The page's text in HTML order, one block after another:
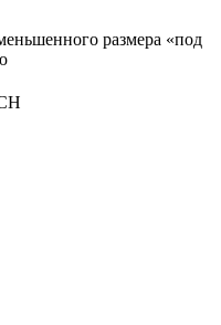
размера «под